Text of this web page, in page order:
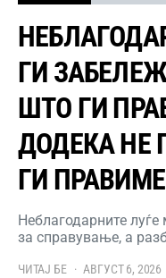
ГИ
ШТО ГИ
ДОДЕКА НЕ
ГИ ПРАВИМЕ
Неблагодарните
за справување, а
ЧИТАЈ БЕ АВГУСТ 6, 2026